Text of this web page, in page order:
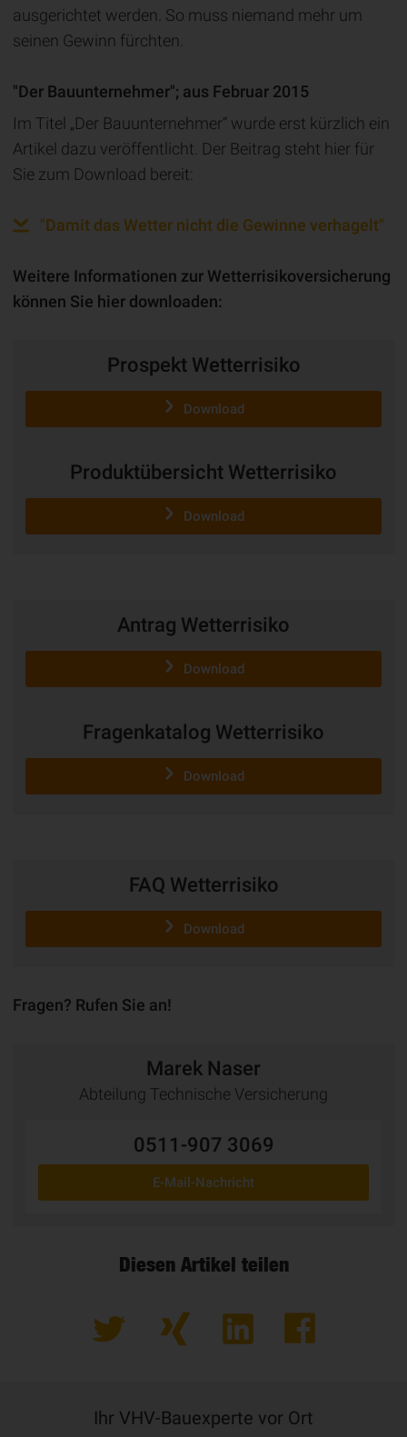
ausgerichtet werden. So muss niemand mehr um
seinen Gewinn fürchten.
"Der Bauunternehmer"; aus Februar 2015
Im Titel „Der Bauunternehmer“ wurde erst kürzlich ein
Artikel dazu veröffentlicht. Der Beitrag steht hier für
Sie zum Download bereit:
"Damit das Wetter nicht die Gewinne verhagelt"
Weitere Informationen zur Wetterrisikoversicherung
können Sie hier downloaden:
Prospekt Wetterrisiko
Download
Produktübersicht Wetterrisiko
Download
Antrag Wetterrisiko
Download
Fragenkatalog Wetterrisiko
Download
FAQ Wetterrisiko
Download
Fragen? Rufen Sie an!
Marek Naser
Abteilung Technische Versicherung
0511-907 3069
E-Mail-Nachricht
Diesen Artikel teilen
Ihr VHV-Bauexperte vor Ort